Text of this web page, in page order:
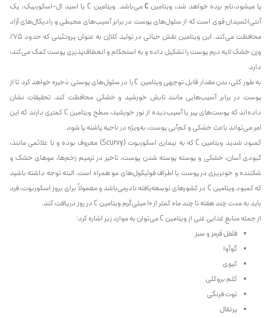
پا میشود،نام برده خواهد شد، ویتامین C
می‌باشد. ویتامین C یا اسید ال-اسکوربیک، یک
آنتی‌اکسیدان قوی است که از سلول‌های پوست در برابر آسیب‌های محیطی و رادیکال‌های آزاد
محافظت می‌کند. این ویتامین نقش حیاتی در تولید کلاژن به عنوان پروتئینی که حدود ۷۵٪
وزن خشک لایه درم پوست را تشکیل داده و به استحکام و انعطاف‌پذیری پوست کمک می‌کند،
دارد.
به طور کلی، بدن مقدار قابل توجهی ویتامین C را در سلول‌های پوستی ذخیره خواهد کرد تا از
پوست در برابر آسیب‌هایی مانند تابش خورشید و خشکی محافظت کند. تحقیقات نشان
داده‌اند که پوست‌های پیر یا آسیب‌دیده از نور خورشید، سطح ویتامین C کمتری دارند که این
امر می‌تواند باعث خشکی و کم‌آبی پوست، به‌ویژه در ناحیه پاشنه پا شود.
کمبود شدید ویتامین C که به بیماری اسکوربوت (Scurvy) معروف بوده و با علائمی مانند،
کبودی آسان، خشکی و پوسته‌ پوسته شدن پوست، تاخیر در ترمیم زخم‌ها، موهای خشک و
شکننده و خونریزی در پوست یا اطراف فولیکول‌های مو همراه است. البته توجه داشته باشید
که کمبود ویتامین C در کشورهای توسعه‌یافته نادرمی‌باشد و معمولاً برای بروز اسکوربوت، فرد
باید به مدت چند هفته تا چند ماه کمتر از ۱۰ میلی‌گرم ویتامین C در روز دریافت کند.
از جمله منابع غذایی غنی از ویتامین C می‌توان به موارد زیر اشاره کرد:
فلفل قرمز و سبز
گوآوا
کیوی
کلم بروکلی
توت فرنگی
پرتقال